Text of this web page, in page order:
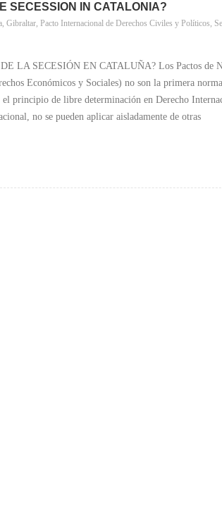
SECESSION IN CATALONIA?
Gibraltar Pacto Internacional de Derechos Civiles y Políticos
LA SECESIÓN EN CATALUÑA? Los Pactos de
Económicos y Sociales) no son la primera
principio de libre determinación en Derecho
no se pueden aplicar aisladamente de otras